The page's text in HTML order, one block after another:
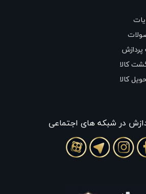
پردازش
کالا
کالا
در شبکه های اجتماعی